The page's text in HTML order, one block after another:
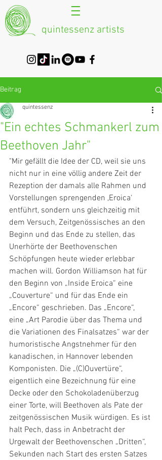
quintessenz artists
Beitrag
"Ein echtes Schmankerl zum
Beethoven Jahr"
quintessenz
"Mir gefällt die Idee der CD, weil sie uns
nicht nur in eine völlig andere Zeit der
Rezeption der damals alle Rahmen und
Vorstellungen sprengenden ,Eroica‘
entführt, sondern uns gleichzeitig mit
dem Versuch, Zeitgenössisches an den
Beginn und das Ende zu stellen, das
Unerhörte der Beethovenschen
Schöpfungen heute wieder erlebbar
machen will. Gordon Williamson hat für
den Beginn von „Inside Eroica“ eine
„Couverture“ und für das Ende ein
„Encore“ geschrieben. Das „Encore“,
eine „Art Parodie über das Thema und
die Variationen des Finalsatzes“ war der
humoristische Angstnehmer für den
kanadischen, in Hannover lebenden
Komponisten. Die „(C)Ouvertüre“,
eigentlich eine Bezeichnung für eine
Decke oder den Schokoladenüberzug
einer Torte, will Beethoven als Pate der
zeitgenössischen Musik würdigen. Es ist
halt Pech, dass in Anbetracht der
Urgewalt der Beethovenschen „Dritten“,
Sekunden nach Start des ersten Satzes